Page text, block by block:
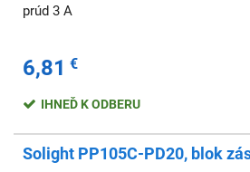
prúd 3 A
6,81 €
IHNEĎ K ODBERU
Solight PP105C-PD20, blok